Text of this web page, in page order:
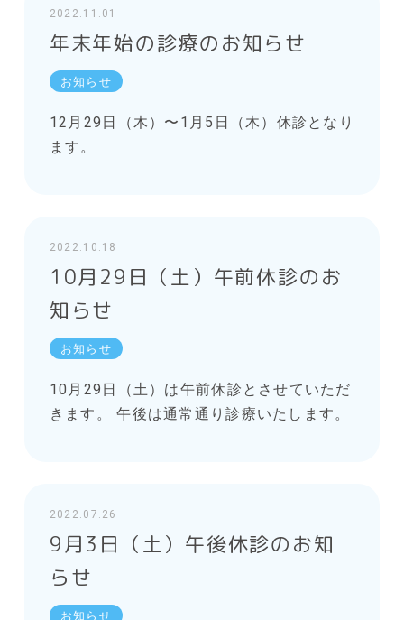
2022.11.01
年末年始の診療のお知らせ
お知らせ
12月29日（木）〜1月5日（木）休診となり
ます。
2022.10.18
10月29日（土）午前休診のお
知らせ
お知らせ
10月29日（土）は午前休診とさせていただ
きます。 午後は通常通り診療いたします。
2022.07.26
9月3日（土）午後休診のお知
らせ
お知らせ